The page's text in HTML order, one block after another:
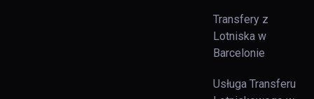
Transfery z
Lotniska w
Barcelonie
Usługa Transferu